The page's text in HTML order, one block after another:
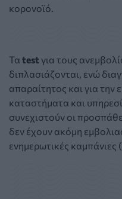
κορονοϊό.
Τα test για τους
διπλασιάζονται, ενώ
απαραίτητος και για την
καταστήματα και
συνεχιστούν οι
δεν έχουν ακόμη
ενημερωτικές καμπάνιες (